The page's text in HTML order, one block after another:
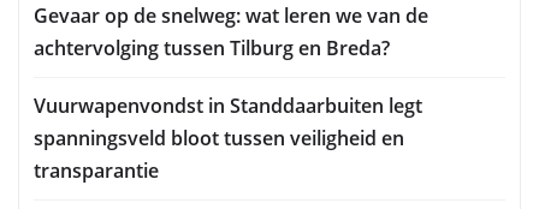
Gevaar op de snelweg: wat leren we van de
achtervolging tussen Tilburg en Breda?
Vuurwapenvondst in Standdaarbuiten legt
spanningsveld bloot tussen veiligheid en
transparantie